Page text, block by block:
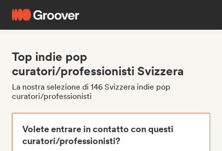
Top indie pop
curatori/professionisti Svizzera
La nostra selezione di 146 Svizzera indie pop
curatori/professionisti
Volete entrare in contatto con questi
curatori/professionisti?